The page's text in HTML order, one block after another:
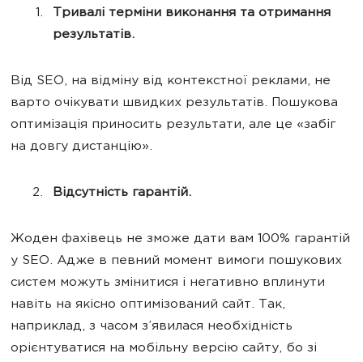
Тривалі терміни виконання та отримання
результатів.
Від SEO, на відміну від контекстної реклами, не
варто очікувати швидких результатів. Пошукова
оптимізація приносить результати, але це «забіг
на довгу дистанцію».
Відсутність гарантій.
Жоден фахівець не зможе дати вам 100% гарантій
у SEO. Адже в певний момент вимоги пошукових
систем можуть змінитися і негативно вплинути
навіть на якісно оптимізований сайт. Так,
наприклад, з часом з’явилася необхідність
орієнтуватися на мобільну версію сайту, бо зі